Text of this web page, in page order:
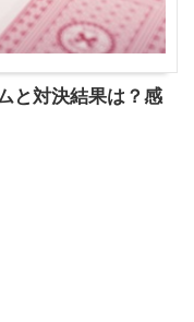
と対決結果は？感